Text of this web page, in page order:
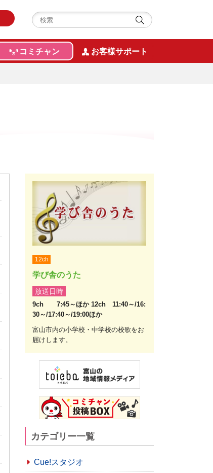
コミチャン お客様サポート
12ch
学び舎のうた
放送日時
9ch 7:45～ほか 12ch 11:40～/16:
30～/17:40～/19:00ほか
富山市内の小学校・中学校の校歌をお
届けします。
カテゴリー一覧
Cue!スタジオ